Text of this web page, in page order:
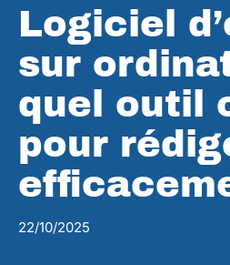
Logiciel
sur
quel outil
pour
22/10/2025